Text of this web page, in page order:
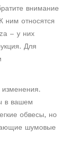
внимание
относятся
– у них
Для
изменения.
в вашем
обвесы, но
шумовые